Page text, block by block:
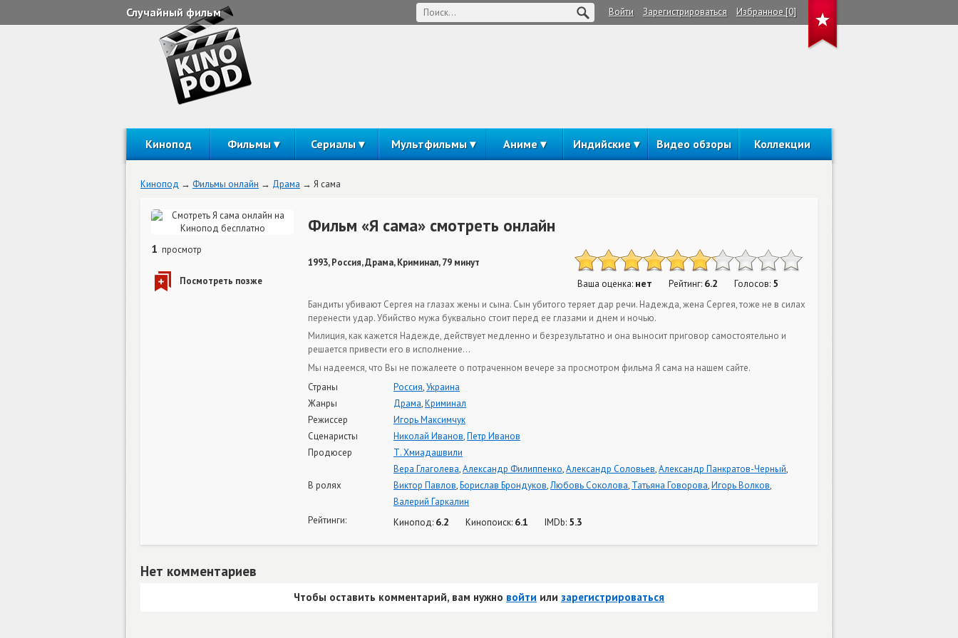
Случайный фильм Войти Зарегистрироваться Избранное [0]
Кинопод Фильмы Сериалы Мультфильмы Аниме Индийские Видео обзоры Коллекции
Кинопод Фильмы онлайн Драма Я сама
1 просмотр
Фильм «Я сама» смотреть онлайн
1993, Россия, Драма, Криминал, 79 минут
Ваша оценка: нет Рейтинг: 6.2 Голосов: 5
Бандиты убивают Сергея на глазах жены и сына. Сын убитого теряет дар речи. Надежда, жена Сергея, тоже не в силах
перенести удар. Убийство мужа буквально стоит перед ее глазами и днем и ночью.
Милиция, как кажется Надежде, действует медленно и безрезультатно и она выносит приговор самостоятельно и
решается привести его в исполнение…
Мы надеемся, что Вы не пожалеете о потраченном вечере за просмотром фильма Я сама на нашем сайте.
Страны
Россия,Украина
Жанры
Драма,Криминал
Режиссер
Игорь Максимчук
Сценаристы
Николай Иванов,Петр Иванов
Продюсер
Т. Хмиадашвили
В ролях
Вера Глаголева,Александр Филиппенко,Александр Соловьев,Александр Панкратов-Черный,
Виктор Павлов,Борислав Брондуков,Любовь Соколова, Татьяна Говорова,Игорь Волков,
Валерий Гаркалин
Рейтинги:
Кинопод: 6.2 Кинопоиск: 6.1 IMDb: 5.3
Нет комментариев
Чтобы оставить комментарий, вам нужно войти или зарегистрироваться